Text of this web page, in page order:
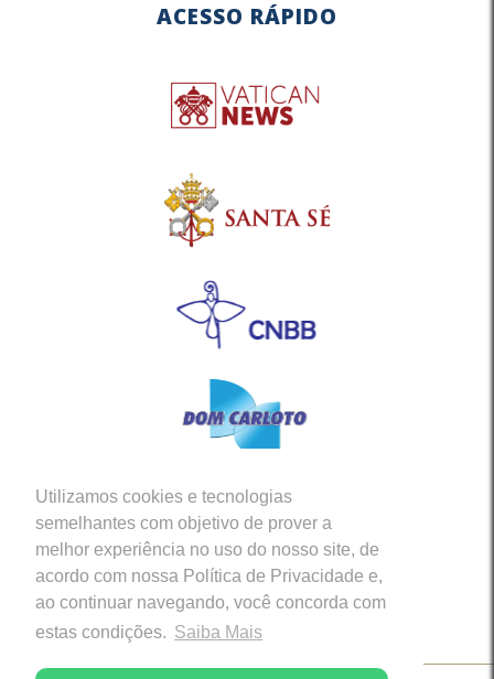
Utilizamos cookies e tecnologias
semelhantes com objetivo de prover a
melhor experiência no uso do nosso site, de
acordo com nossa Política de Privacidade e,
ao continuar navegando, você concorda com
estas condições. Saiba Mais
ACESSO RÁPIDO
Siga-nos em nossas Redes Sociais